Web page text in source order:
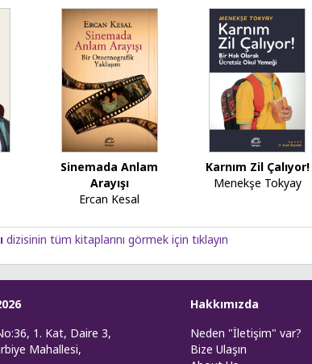
Sinemada Anlam
Arayışı
Ercan Kesal
Karnım Zil Çalıyor!
Menekşe Tokyay
dizisinin tüm kitaplarını görmek için tıklayın
1. Kat, Daire 3,
Mahallesi,
Hakkımızda
Neden "İletişim" var?
Bize Ulaşın